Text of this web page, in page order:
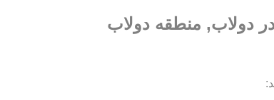
دولاب, منطقه دولاب